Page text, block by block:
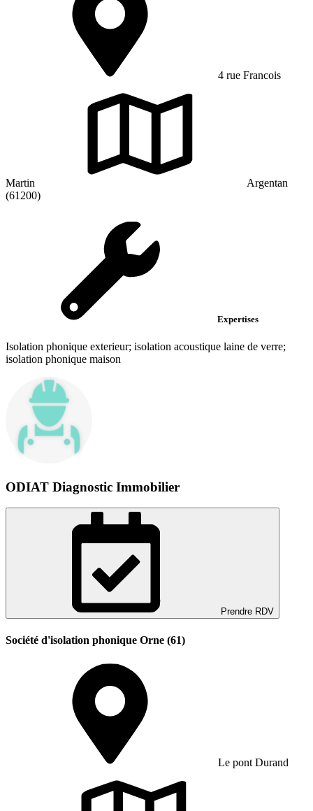
4 rue Francois
Martin
Argentan
(61200)
Expertises
Isolation phonique exterieur; isolation acoustique laine de verre;
isolation phonique maison
ODIAT Diagnostic Immobilier
Prendre RDV
Société d'isolation phonique Orne (61)
Le pont Durand